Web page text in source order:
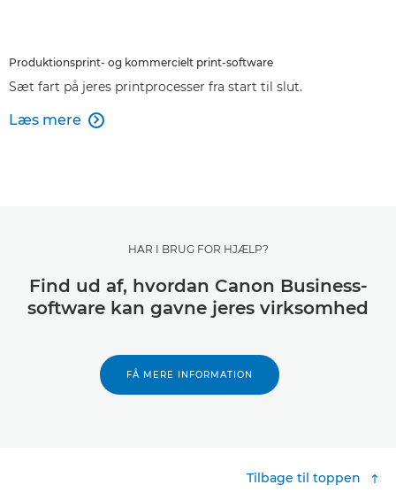
Produktionsprint- og kommercielt print-software
Sæt fart på jeres printprocesser fra start til slut.
Læs mere 
HAR I BRUG FOR HJÆLP?
Find ud af, hvordan Canon Business-
software kan gavne jeres virksomhed
FÅ MERE INFORMATION
Tilbage til toppen